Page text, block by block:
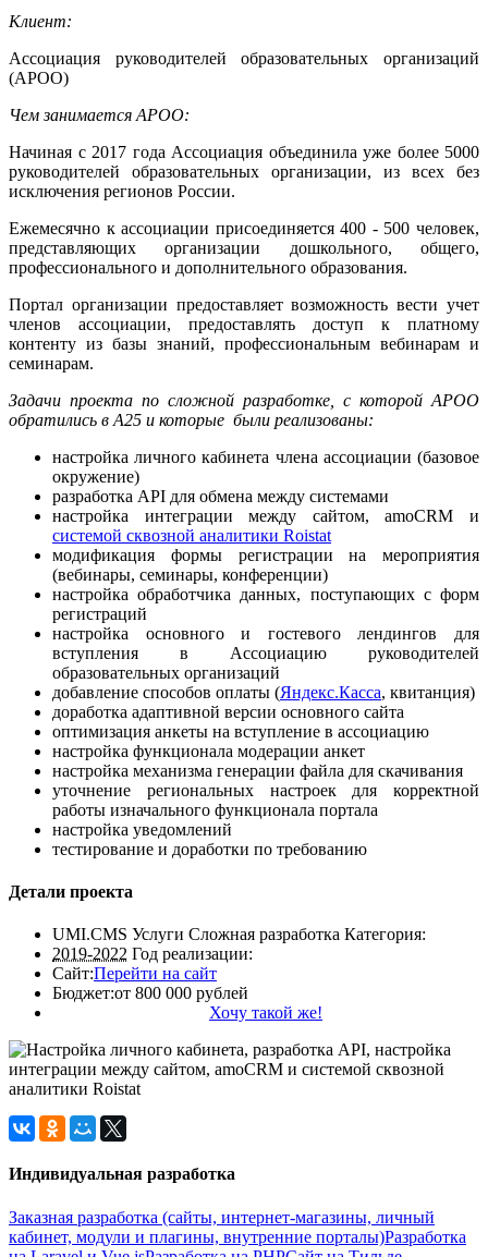
Клиент:
Ассоциация руководителей образовательных организаций
(АРОО)
Чем занимается АРОО:
Начиная с 2017 года Ассоциация объединила уже более 5000
руководителей образовательных организации, из всех без
исключения регионов России.
Ежемесячно к ассоциации присоединяется 400 - 500 человек,
представляющих организации дошкольного, общего,
профессионального и дополнительного образования.
Портал организации предоставляет возможность вести учет
членов ассоциации, предоставлять доступ к платному
контенту из базы знаний, профессиональным вебинарам и
семинарам.
Задачи проекта по сложной разработке, с которой АРОО
обратились в А25 и которые были реализованы:
настройка личного кабинета члена ассоциации (базовое
окружение)
разработка API для обмена между системами
настройка интеграции между сайтом, amoCRM и
системой сквозной аналитики Roistat
модификация формы регистрации на мероприятия
(вебинары, семинары, конференции)
настройка обработчика данных, поступающих с форм
регистраций
настройка основного и гостевого лендингов для
вступления в Ассоциацию руководителей
образовательных организаций
добавление способов оплаты (Яндекс.Касса, квитанция)
доработка адаптивной версии основного сайта
оптимизация анкеты на вступление в ассоциацию
настройка функционала модерации анкет
настройка механизма генерации файла для скачивания
уточнение региональных настроек для корректной
работы изначального функционала портала
настройка уведомлений
тестирование и доработки по требованию
Детали проекта
UMI.CMS Услуги Сложная разработка Категория:
2019-2022 Год реализации:
Сайт:Перейти на сайт
Бюджет:от 800 000 рублей
Хочу такой же!
Индивидуальная разработка
Заказная разработка (сайты, интернет-магазины, личный
кабинет, модули и плагины, внутренние порталы)Разработка